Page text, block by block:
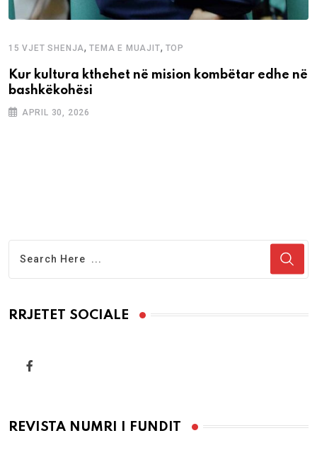
15 VJET SHENJA,TEMA E MUAJIT, TOP
Kur kultura kthehet në mision kombëtar edhe në
bashkëkohësi
APRIL 30, 2026
RRJETET SOCIALE
REVISTA NUMRI I FUNDIT